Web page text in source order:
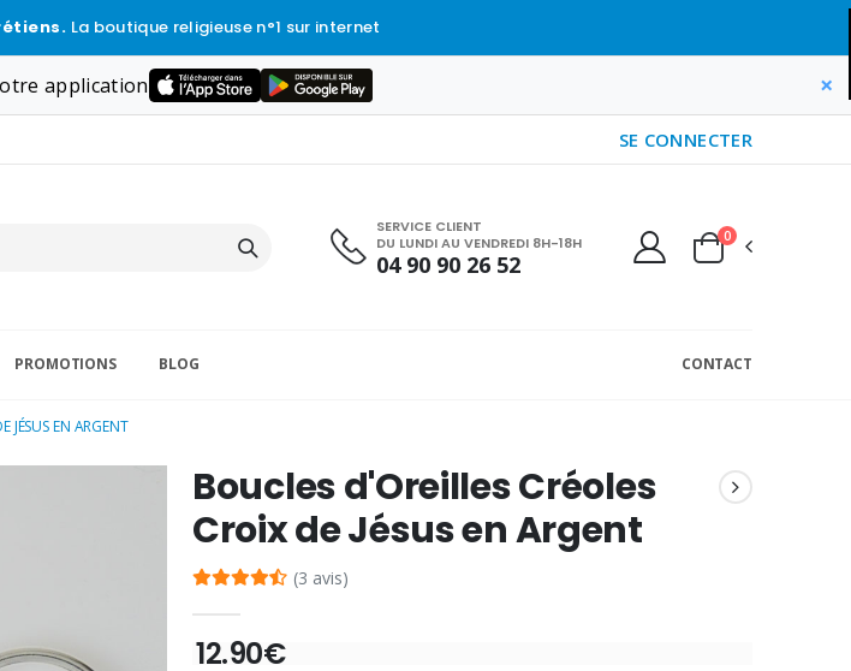
La boutique religieuse n°1 sur internet
application ×
SE CONNECTER
SERVICE CLIENT
DU LUNDI AU VENDREDI 8H-18H
04 90 90 26 52
0
PROMOTIONS BLOG CONTACT
JÉSUS EN ARGENT
Boucles d'Oreilles Créoles
Croix de Jésus en Argent
(3 avis)
12.90€